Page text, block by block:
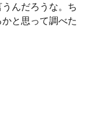
んだろうな。ち
と思って調べた